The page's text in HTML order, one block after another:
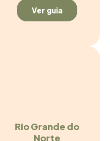
Ver guia
Rio Grande do
Norte